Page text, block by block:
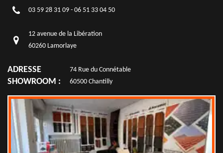
03 59 28 31 09 - 06 51 33 04 50
12 avenue de la Libération
60260 Lamorlaye
ADRESSE
SHOWROOM :
74 Rue du Connétable
60500 Chantilly